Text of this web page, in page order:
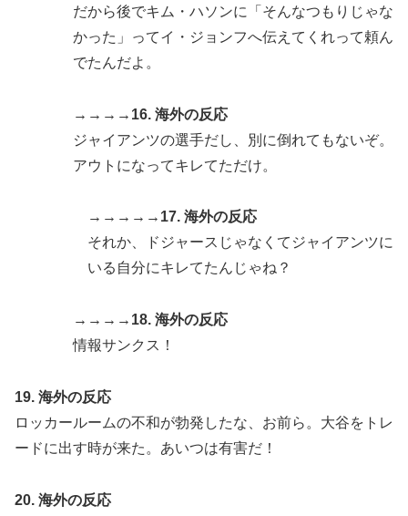
だから後でキム・ハソンに「そんなつもりじゃな
かった」ってイ・ジョンフへ伝えてくれって頼ん
でたんだよ。
→→→→16. 海外の反応
ジャイアンツの選手だし、別に倒れてもないぞ。
アウトになってキレてただけ。
→→→→→17. 海外の反応
それか、ドジャースじゃなくてジャイアンツに
いる自分にキレてたんじゃね？
→→→→18. 海外の反応
情報サンクス！
19. 海外の反応
ロッカールームの不和が勃発したな、お前ら。大谷をトレ
ードに出す時が来た。あいつは有害だ！
20. 海外の反応